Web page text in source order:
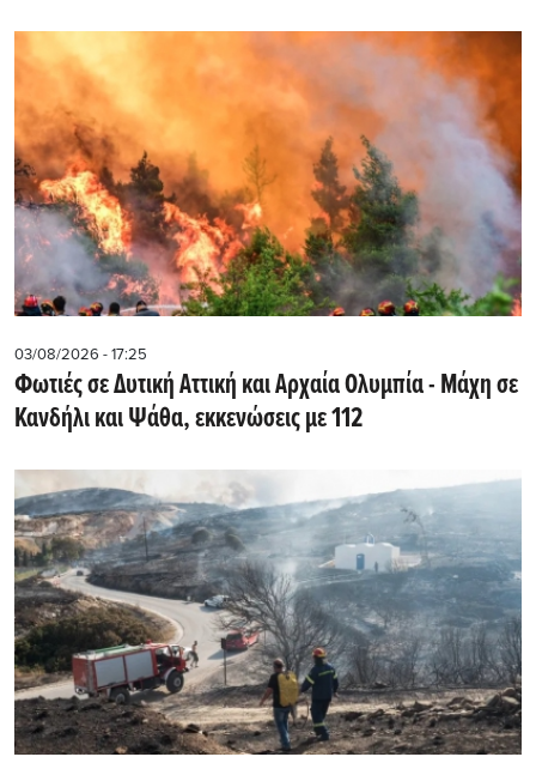
03/08/2026 - 17:25
Φωτιές σε Δυτική Αττική και Αρχαία Ολυμπία - Μάχη σε
Κανδήλι και Ψάθα, εκκενώσεις με 112